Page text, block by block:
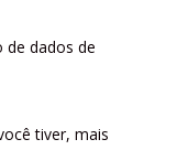
de dados de
tiver, mais